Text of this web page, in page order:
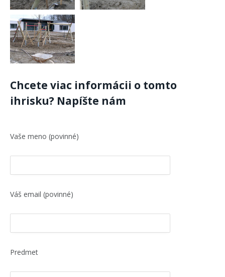
Chcete viac informácii o tomto
ihrisku? Napíšte nám
Vaše meno (povinné)
Váš email (povinné)
Predmet